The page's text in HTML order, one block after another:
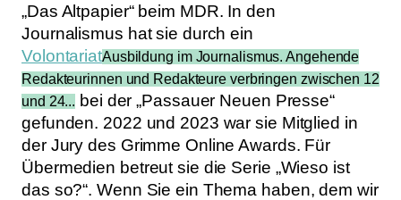
„Das Altpapier“ beim MDR. In den
Journalismus hat sie durch ein
VolontariatAusbildung im Journalismus. Angehende
Redakteurinnen und Redakteure verbringen zwischen 12
und 24... bei der „Passauer Neuen Presse“
gefunden. 2022 und 2023 war sie Mitglied in
der Jury des Grimme Online Awards. Für
Übermedien betreut sie die Serie „Wieso ist
das so?“. Wenn Sie ein Thema haben, dem wir